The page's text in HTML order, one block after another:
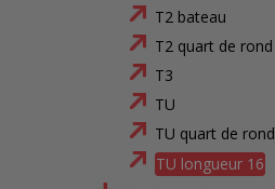
T2 bateau
T2 quart de rond
T3
TU
TU quart de rond
TU longueur 16